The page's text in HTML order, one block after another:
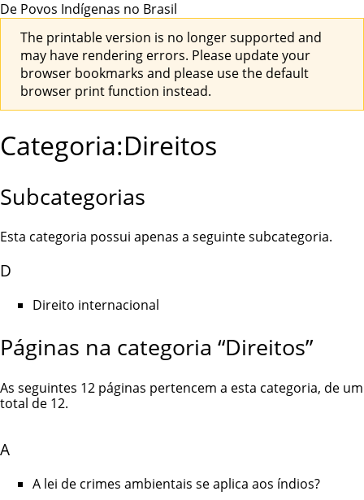
De Povos Indígenas no Brasil
The printable version is no longer supported and
may have rendering errors. Please update your
browser bookmarks and please use the default
browser print function instead.
Categoria:Direitos
Subcategorias
Esta categoria possui apenas a seguinte subcategoria.
D
Direito internacional
Páginas na categoria “Direitos”
As seguintes 12 páginas pertencem a esta categoria, de um
total de 12.
A
A lei de crimes ambientais se aplica aos índios?